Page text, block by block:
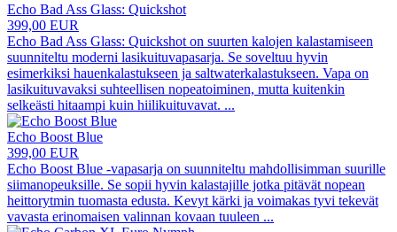
Echo Bad Ass Glass: Quickshot
399,00 EUR
Echo Bad Ass Glass: Quickshot on suurten kalojen kalastamiseen
suunniteltu moderni lasikuituvapasarja. Se soveltuu hyvin
esimerkiksi hauenkalastukseen ja saltwaterkalastukseen. Vapa on
lasikuituvavaksi suhteellisen nopeatoiminen, mutta kuitenkin
selkeästi hitaampi kuin hiilikuituvavat. ...
Echo Boost Blue
399,00 EUR
Echo Boost Blue -vapasarja on suunniteltu mahdollisimman suurille
siimanopeuksille. Se sopii hyvin kalastajille jotka pitävät nopean
heittorytmin tuomasta edusta. Kevyt kärki ja voimakas tyvi tekevät
vavasta erinomaisen valinnan kovaan tuuleen ...